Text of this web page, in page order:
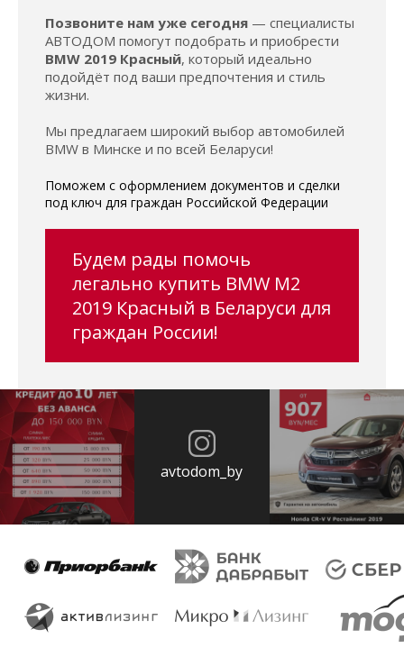
Позвоните нам уже сегодня — специалисты
АВТОДОМ помогут подобрать и приобрести
BMW 2019 Красный, который идеально
подойдёт под ваши предпочтения и стиль
жизни.
Мы предлагаем широкий выбор автомобилей
BMW в Минске и по всей Беларуси!
Поможем с оформлением документов и сделки
под ключ для граждан Российской Федерации
Будем рады помочь
легально купить BMW M2
2019 Красный в Беларуси для
граждан России!
avtodom_by